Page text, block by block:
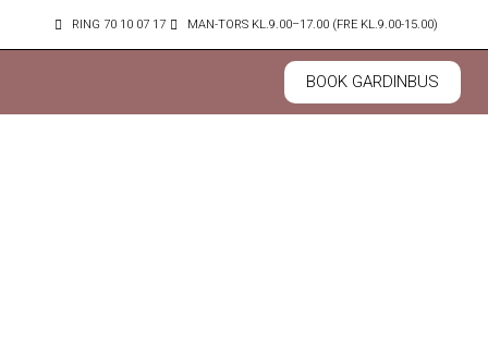
RING 70 10 07 17 MAN-TORS KL.9.00–17.00 (FRE KL.9.00-15.00)
BOOK GARDINBUS